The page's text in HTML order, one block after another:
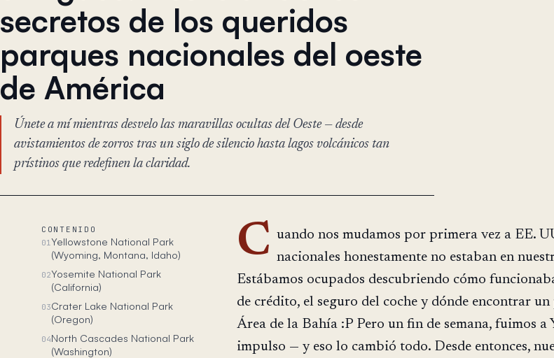
secretos de los queridos
parques nacionales del oeste
de América
Únete a mí mientras desvelo las maravillas ocultas del Oeste — desde
avistamientos de zorros tras un siglo de silencio hasta lagos volcánicos tan
prístinos que redefinen la claridad.
CONTENIDO
01Yellowstone National Park
(Wyoming, Montana, Idaho)
02Yosemite National Park
(California)
03Crater Lake National Park
(Oregon)
04North Cascades National Park
(Washington)
C uando nos mudamos por primera vez a EE.
nacionales honestamente no estaban en
Estábamos ocupados descubriendo cómo
de crédito, el seguro del coche y dónde encontrar un
Área de la Bahía :P Pero un fin de semana, fuimos a
impulso — y eso lo cambió todo. Desde entonces,